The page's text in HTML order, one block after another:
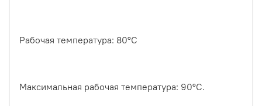
Рабочая температура: 80°С
Максимальная рабочая температура: 90°С.